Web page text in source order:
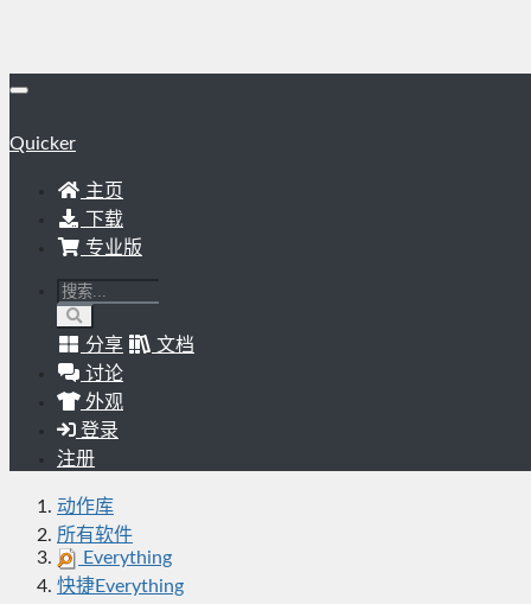
Quicker
主页
下载
专业版
分享
文档
讨论
外观
登录
注册
动作库
所有软件
Everything
快捷Everything